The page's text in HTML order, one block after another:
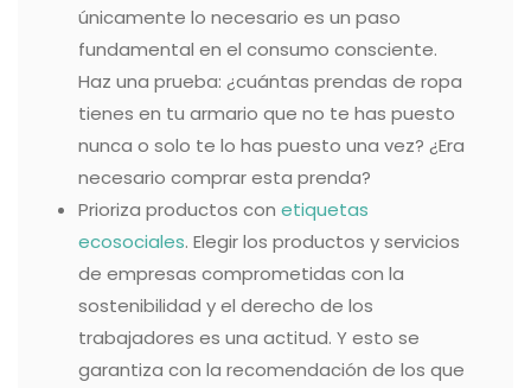
únicamente lo necesario es un paso
fundamental en el consumo consciente.
Haz una prueba: ¿cuántas prendas de ropa
tienes en tu armario que no te has puesto
nunca o solo te lo has puesto una vez? ¿Era
necesario comprar esta prenda?
Prioriza productos con etiquetas
ecosociales. Elegir los productos y servicios
de empresas comprometidas con la
sostenibilidad y el derecho de los
trabajadores es una actitud. Y esto se
garantiza con la recomendación de los que